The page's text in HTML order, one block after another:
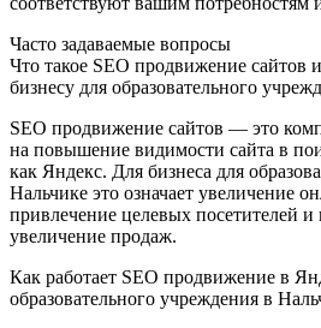
Часто задаваемые вопросы
Что такое SEO продвижение сайтов
бизнесу для образовательного
SEO продвижение сайтов — это
на повышение видимости сайта в
как Яндекс. Для бизнеса для
Нальчике это означает увеличение
привлечение целевых посетителей и
увеличение продаж.
Как работает SEO продвижение в
образовательного учреждения в